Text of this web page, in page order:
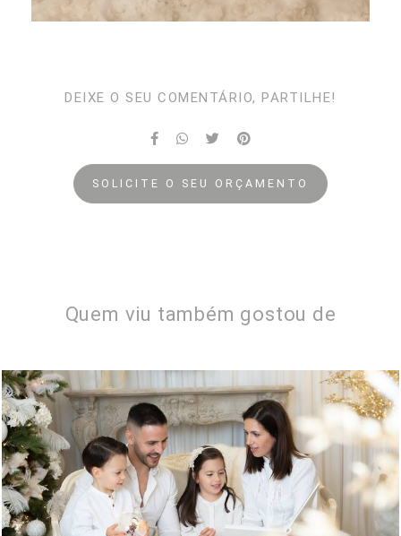
DEIXE O SEU COMENTÁRIO, PARTILHE!
SOLICITE O SEU ORÇAMENTO
Quem viu também gostou de